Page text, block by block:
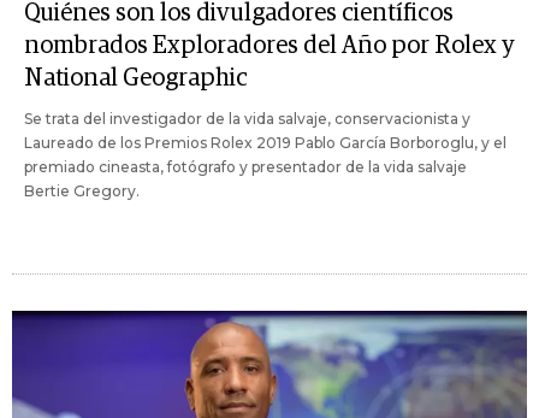
Quiénes son los divulgadores científicos
nombrados Exploradores del Año por Rolex y
National Geographic
Se trata del investigador de la vida salvaje, conservacionista y
Laureado de los Premios Rolex 2019 Pablo García Borboroglu, y el
premiado cineasta, fotógrafo y presentador de la vida salvaje
Bertie Gregory.